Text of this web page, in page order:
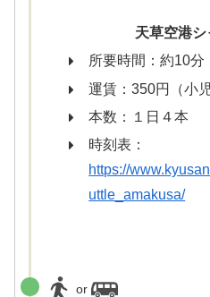
天草空港
所要時間：約10分
運賃：350円（小
本数：１日４本
時刻表：
https://
uttle_amakusa/
or